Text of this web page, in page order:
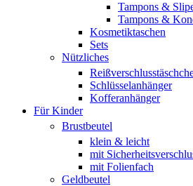
Tampons &
Tampons &
Kosmetiktaschen
Sets
Nützliches
Schlüsselanhänger
Kofferanhänger
Für Kinder
Brustbeutel
klein & leicht
mit
mit Folienfach
Geldbeutel